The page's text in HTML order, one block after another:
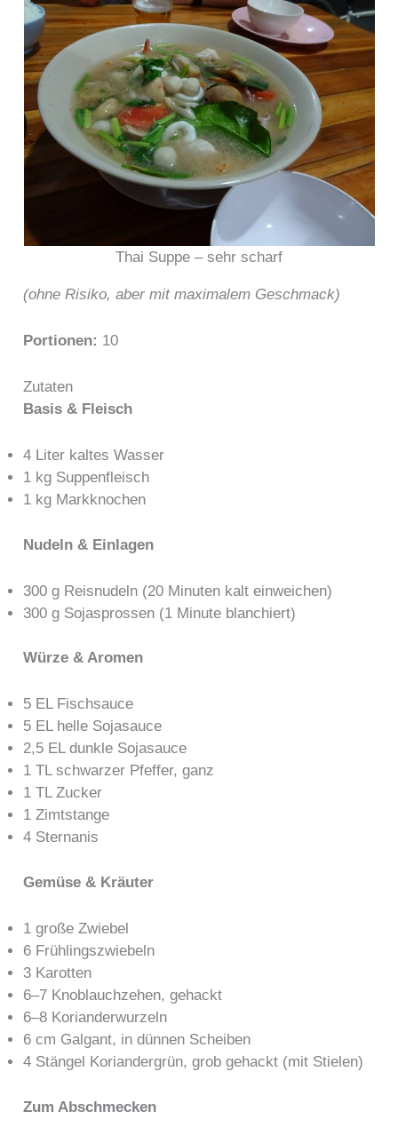
Thai Suppe – sehr scharf
(ohne Risiko, aber mit maximalem Geschmack)
Portionen: 10
Zutaten
Basis & Fleisch
4 Liter kaltes Wasser
1 kg Suppenfleisch
1 kg Markknochen
Nudeln & Einlagen
300 g Reisnudeln (20 Minuten kalt einweichen)
300 g Sojasprossen (1 Minute blanchiert)
Würze & Aromen
5 EL Fischsauce
5 EL helle Sojasauce
2,5 EL dunkle Sojasauce
1 TL schwarzer Pfeffer, ganz
1 TL Zucker
1 Zimtstange
4 Sternanis
Gemüse & Kräuter
1 große Zwiebel
6 Frühlingszwiebeln
3 Karotten
6–7 Knoblauchzehen, gehackt
6–8 Korianderwurzeln
6 cm Galgant, in dünnen Scheiben
4 Stängel Koriandergrün, grob gehackt (mit Stielen)
Zum Abschmecken